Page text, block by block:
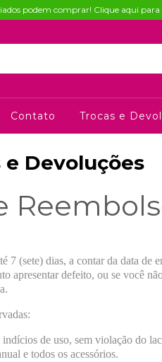
podem comprar! Clique aqui para
Contato Trocas e
e Devoluções
(sete) dias, a contar da data de
apresentar defeito, ou se você
de uso, sem violação do
e todos os acessórios.